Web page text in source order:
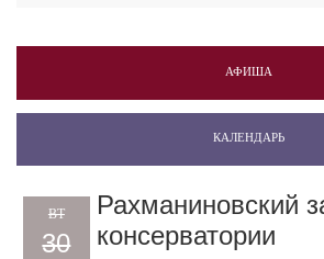
АФИША
КАЛЕНДАРЬ
ВТ
30
Рахманиновский
консерватории